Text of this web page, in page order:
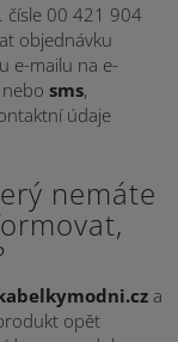
čísle 00 421 904
objednávku
e-mailu na e-
nebo sms,
údaje
nemáte
a
opět